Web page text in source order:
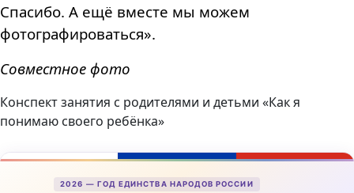
Спасибо. А ещё вместе мы можем
фотографироваться».
Совместное фото
Конспект занятия с родителями и детьми «Как я
понимаю своего ребёнка»
2026 — ГОД ЕДИНСТВА НАРОДОВ РОССИИ